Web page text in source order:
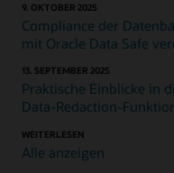
9. OKTOBER 2025
Compliance der
mit Oracle Data Safe
13. SEPTEMBER 2025
Praktische Einblicke in
WEITERLESEN
Alle anzeigen